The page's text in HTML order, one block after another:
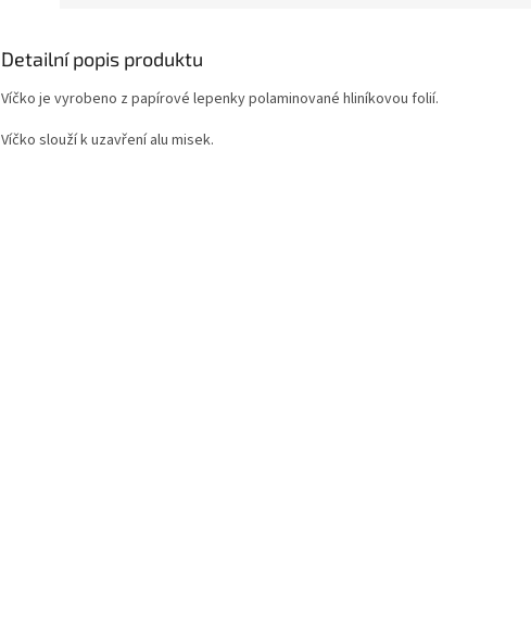
Detailní popis produktu
Víčko je vyrobeno z papírové lepenky polaminované hliníkovou folií.
Víčko slouží k uzavření alu misek.